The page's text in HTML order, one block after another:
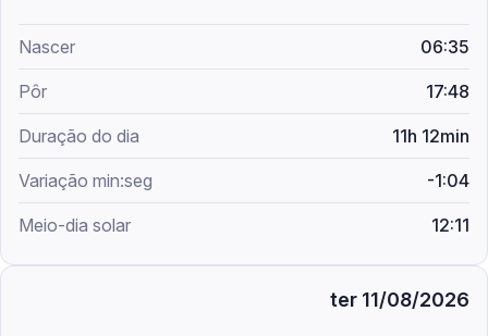
06:35
17:48
11h 12min
-1:04
12:11
ter 11/08/2026